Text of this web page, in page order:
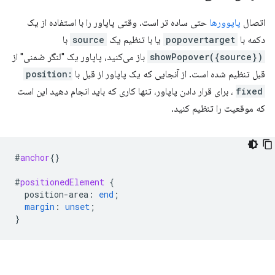
اتصال پاپوورها حتی ساده تر است. وقتی پاپاور را با استفاده از یک
دکمه با popovertarget یا با تنظیم یک source با
showPopover({source}) باز می‌کنید، پاپاور یک "لنگر ضمنی" از
قبل تنظیم شده است. از آنجایی که یک پاپاور از قبل با position:
fixed ، برای قرار دادن پاپاور، تنها کاری که باید انجام دهید این است
که موقعیت را تنظیم کنید.
#anchor{}
#positionedElement {
position-area : end ;
margin : unset ;
}